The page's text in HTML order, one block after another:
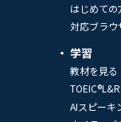
はじめての
対応ブラウ
学習
教材を見る
AIスピーキ